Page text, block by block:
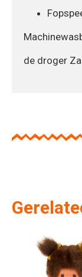
de droger